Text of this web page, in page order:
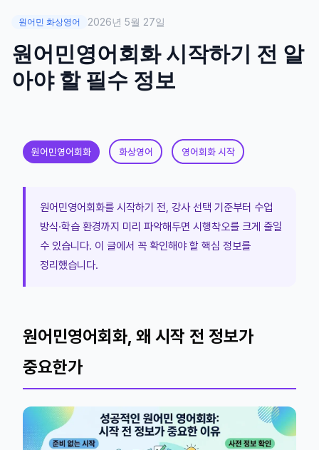
원어민 화상영어 2026년 5월 27일
원어민영어회화 시작하기 전 알
아야 할 필수 정보
원어민영어회화 화상영어 영어회화 시작
원어민영어회화를 시작하기 전, 강사 선택 기준부터 수업
방식·학습 환경까지 미리 파악해두면 시행착오를 크게 줄일
수 있습니다. 이 글에서 꼭 확인해야 할 핵심 정보를
정리했습니다.
원어민영어회화, 왜 시작 전 정보가
중요한가